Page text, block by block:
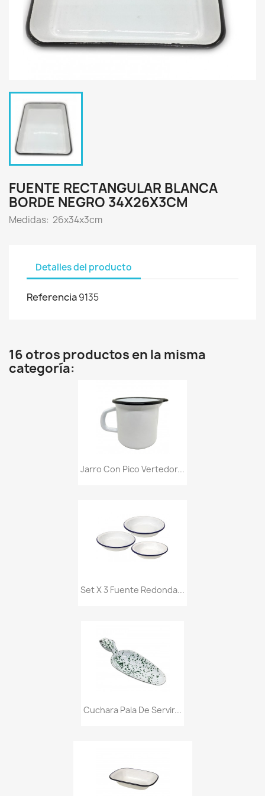
FUENTE RECTANGULAR BLANCA
BORDE NEGRO 34X26X3CM
Medidas: 26x34x3cm
Detalles del producto
Referencia9135
16 otros productos en la misma
categoría:
Jarro Con Pico Vertedor...
Set X 3 Fuente Redonda...
Cuchara Pala De Servir...